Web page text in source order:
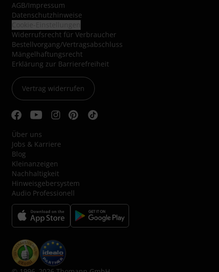
AGB/Impressum
Datenschutzhinweise
Widerrufsrecht für Verbraucher
Bestellvorgang/Vertragsabschluss
Mängelhaftungsrecht
Erklärung zur Barrierefreiheit
Vertrag widerrufen
Über uns
Jobs & Karriere
Blog
Kleinanzeigen
Nachhaltigkeit
Hinweisgebersystem
Audio Professionell